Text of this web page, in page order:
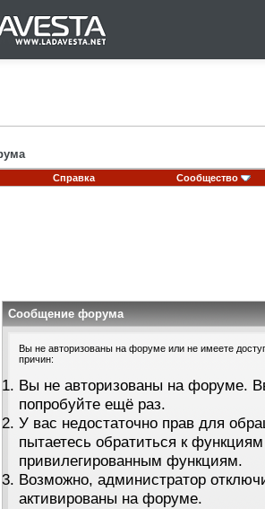
Справка Сообщество
Сообщение форума
Вы не авторизованы на форуме или не имеете
причин:
Вы не авторизованы на форуме.
попробуйте ещё раз.
У вас недостаточно прав для
пытаетесь обратиться к
привилегированным функциям.
Возможно, администратор
активированы на форуме.